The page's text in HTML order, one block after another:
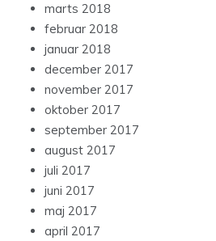
marts 2018
februar 2018
januar 2018
december 2017
november 2017
oktober 2017
september 2017
august 2017
juli 2017
juni 2017
maj 2017
april 2017